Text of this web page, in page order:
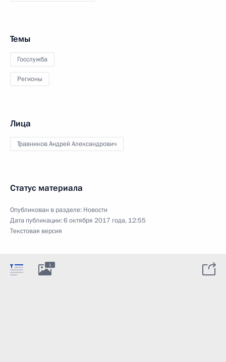
Темы
Госслужба
Регионы
Лица
Травников Андрей Александрович
Статус материала
Опубликован в разделе: Новости
Дата публикации:6 октября 2017 года, 12:55
Текстовая версия
1